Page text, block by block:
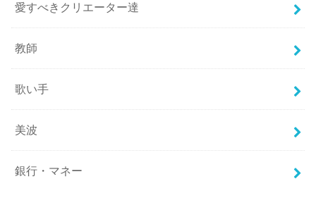
愛すべきクリエーター達
教師
歌い手
美波
銀行・マネー